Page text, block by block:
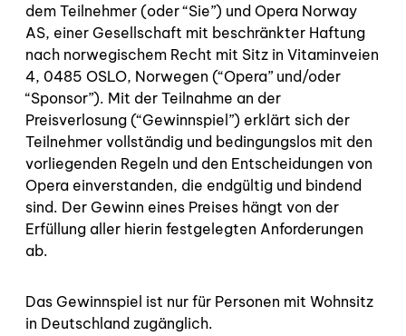
dem Teilnehmer (oder “Sie”) und Opera Norway
AS, einer Gesellschaft mit beschränkter Haftung
nach norwegischem Recht mit Sitz in Vitaminveien
4, 0485 OSLO, Norwegen (“Opera” und/oder
“Sponsor”). Mit der Teilnahme an der
Preisverlosung (“Gewinnspiel”) erklärt sich der
Teilnehmer vollständig und bedingungslos mit den
vorliegenden Regeln und den Entscheidungen von
Opera einverstanden, die endgültig und bindend
sind. Der Gewinn eines Preises hängt von der
Erfüllung aller hierin festgelegten Anforderungen
ab.
Das Gewinnspiel ist nur für Personen mit Wohnsitz
in Deutschland zugänglich.